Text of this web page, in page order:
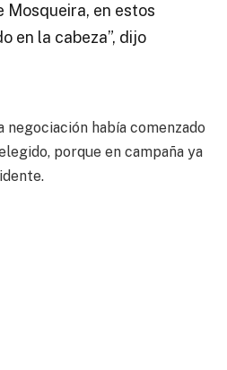
Mosqueira, en estos
en la cabeza”, dijo
negociación había comenzado
porque en campaña ya